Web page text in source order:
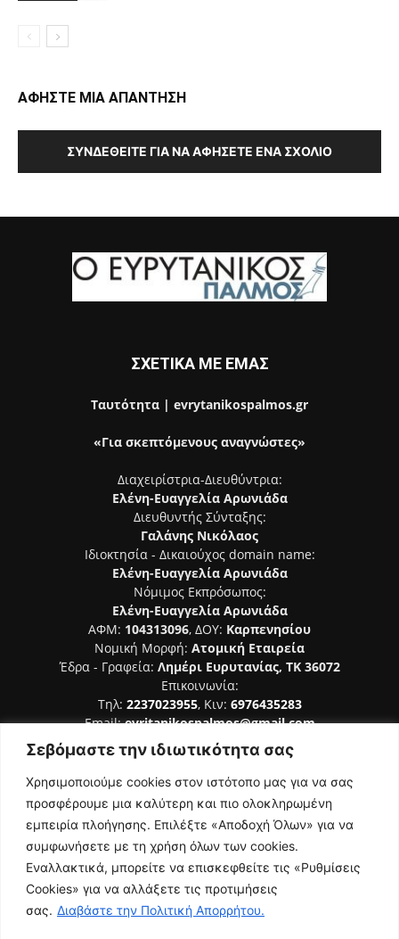
Σεβόμαστε την ιδιωτικότητα σας
Χρησιμοποιούμε cookies στον ιστότοπο μας για να σας
προσφέρουμε μια καλύτερη και πιο ολοκληρωμένη
εμπειρία πλοήγησης. Επιλέξτε «Αποδοχή Όλων» για να
συμφωνήσετε με τη χρήση όλων των cookies.
Εναλλακτικά, μπορείτε να επισκεφθείτε τις «Ρυθμίσεις
Cookies» για να αλλάξετε τις προτιμήσεις
σας. Διαβάστε την Πολιτική Απορρήτου.
ΑΦΗΣΤΕ ΜΙΑ ΑΠΑΝΤΗΣΗ
ΣΥΝΔΕΘΕΊΤΕ ΓΙΑ ΝΑ ΑΦΉΣΕΤΕ ΈΝΑ ΣΧΌΛΙΟ
ΣΧΕΤΙΚΑ ΜΕ ΕΜΑΣ
Ταυτότητα | evrytanikospalmos.gr
«Για σκεπτόμενους αναγνώστες»
Διαχειρίστρια-Διευθύντρια:
Ελένη-Ευαγγελία Αρωνιάδα
Διευθυντής Σύνταξης:
Γαλάνης Νικόλαος
Ιδιοκτησία - Δικαιούχος domain name:
Ελένη-Ευαγγελία Αρωνιάδα
Νόμιμος Εκπρόσωπος:
Ελένη-Ευαγγελία Αρωνιάδα
ΑΦΜ: 104313096, ΔΟΥ: Καρπενησίου
Νομική Μορφή: Ατομική Εταιρεία
Έδρα - Γραφεία: Λημέρι Ευρυτανίας, ΤΚ 36072
Επικοινωνία:
Τηλ: 2237023955, Κιν: 6976435283
Email:evritanikospalmos@gmail.com
Αριθμός Πιστοποίησης Μ.Η.Τ. 242044
ΑΚΟΛΟΥΘΗΣΕ ΜΑΣ